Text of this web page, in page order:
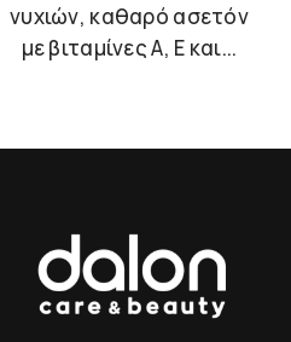
νυχιών, καθαρό ασετόν
με βιταμίνες A, E και...